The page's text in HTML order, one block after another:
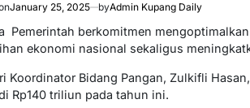
January 25, 2025 byAdmin Kupang Daily
 Pemerintah berkomitmen
ekonomi nasional sekaligus
Koordinator Bidang Pangan, Zulkifli
Rp140 triliun pada tahun ini.